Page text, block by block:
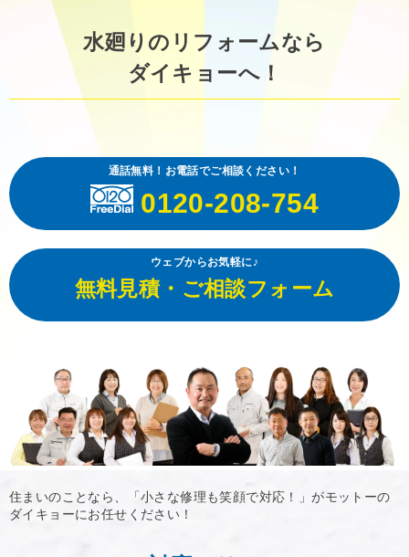
水廻りのリフォームなら
ダイキョーへ！
通話無料！お電話でご相談ください！
0120-208-754
ウェブからお気軽に♪
無料見積・ご相談フォーム
住まいのことなら、「小さな修理も笑顔で対応！」がモットーの
ダイキョーにお任せください！